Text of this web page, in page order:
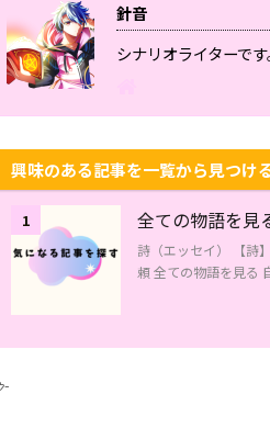
針音
シナリオライターです
興味のある記事を一覧から見つけ
1 全ての物語を見
詩（エッセイ） 【詩
頼 全ての物語を見る
-